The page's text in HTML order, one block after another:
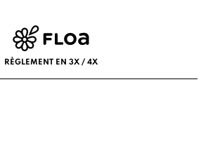
RÈGLEMENT EN 3X / 4X